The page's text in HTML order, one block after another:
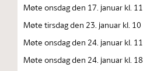
Møte onsdag den 17. januar kl. 11
Møte tirsdag den 23. januar kl. 10
Møte onsdag den 24. januar kl. 11
Møte onsdag den 24. januar kl. 18